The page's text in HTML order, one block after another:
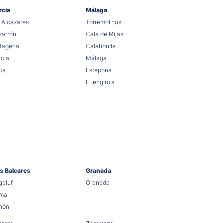
Alcázares
Málaga
Torremolinos
Cala de Mijas
Calahonda
Málaga
Estepona
Fuengirola
Baleares
Granada
Granada